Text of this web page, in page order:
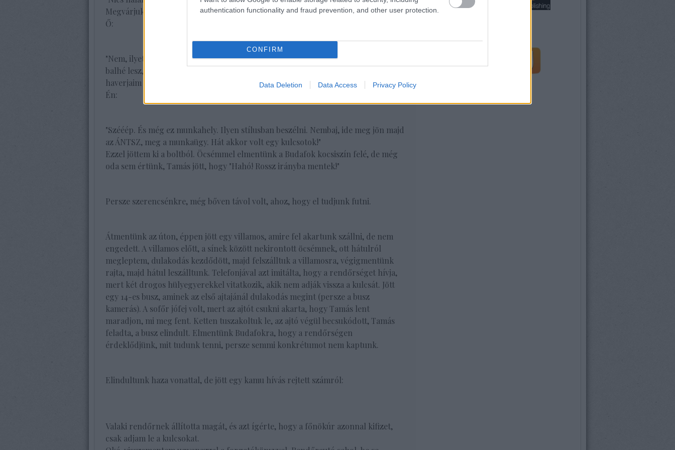
authentication functionality and fraud prevention, and other user protection.
CONFIRM
Data Deletion Data Access Privacy Policy
Megvárjuk."
Ő:
"Nem, ilyet nem játszunk. 5 perced van, hogy leadd a kulcsot, vagy különben itt
balhé lesz, és a pénzedet majd megkapod. Meg még rád is verek! És a nyomozó
haverjaim megtalálnak, és majd azoknak magyarázkodhatsz!"
Én:
"Szééép. És még ez munkahely. Ilyen stílusban beszélni. Nembaj, ide meg jön majd
az ÁNTSZ, meg a munkaügy. Hát akkor volt egy kulcsotok!"
Ezzel jöttem ki a boltból. Öcsémmel elmentünk a Budafok kocsiszín felé, de még
oda sem értünk, Tamás jött, hogy "Hahó! Rossz irányba mentek!"
Persze szerencsénkre, még bőven távol volt, ahoz, hogy el tudjunk futni.
Átmentünk az úton, éppen jött egy villamos, amire fel akartunk szállni, de nem
engedett. A villamos előtt, a sínek között nekirontott öcsémnek, ott hátulról
megleptem, dulakodás kezdődött, majd felszálltuk a villamosra, végigmentünk
rajta, majd hátul leszálltunk. Telefonjával azt imitálta, hogy a rendőrséget hívja,
mert két drogos hülyegyerekkel vitatkozik, akik nem adják vissza a kulcsát. Jött
egy 14-es busz, aminek az első ajtajánál dulakodás megint (persze a busz
kamerás). A sofőr jófej volt, mert az ajtót csukni akarta, hogy Tamás lent
maradjon, mi meg fent. Ketten tuszakoltuk le, az ajtó végül becsukódott, Tamás
feladta, a busz elindult. Elmentünk Budafokra, hogy a rendőrségen
érdeklődjünk, mit tudunk tenni, persze semmi konkrétumot nem kaptunk.
Elindultunk haza vonattal, de jött egy kamu hívás rejtett számról:
Valaki rendőrnek állította magát, és azt ígérte, hogy a főnökúr azonnal kifizet,
csak adjam le a kulcsokat.